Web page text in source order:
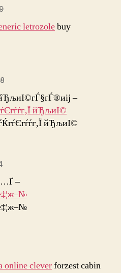
letrozolebuy
–
йЂљиІ©
йЂљиІ©
–
online cleverforzest cabin